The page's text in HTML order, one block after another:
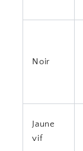
Noir
Jaune
vif